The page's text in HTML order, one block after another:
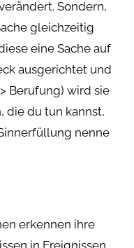
Sondern,
gleichzeitig
eine Sache auf
ausgerichtet und
Berufung) wird sie
die du tun kannst,
nenne
erkennen ihre
in Ereignissen